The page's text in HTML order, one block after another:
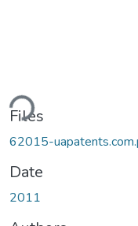
Files
62015-
Date
2011